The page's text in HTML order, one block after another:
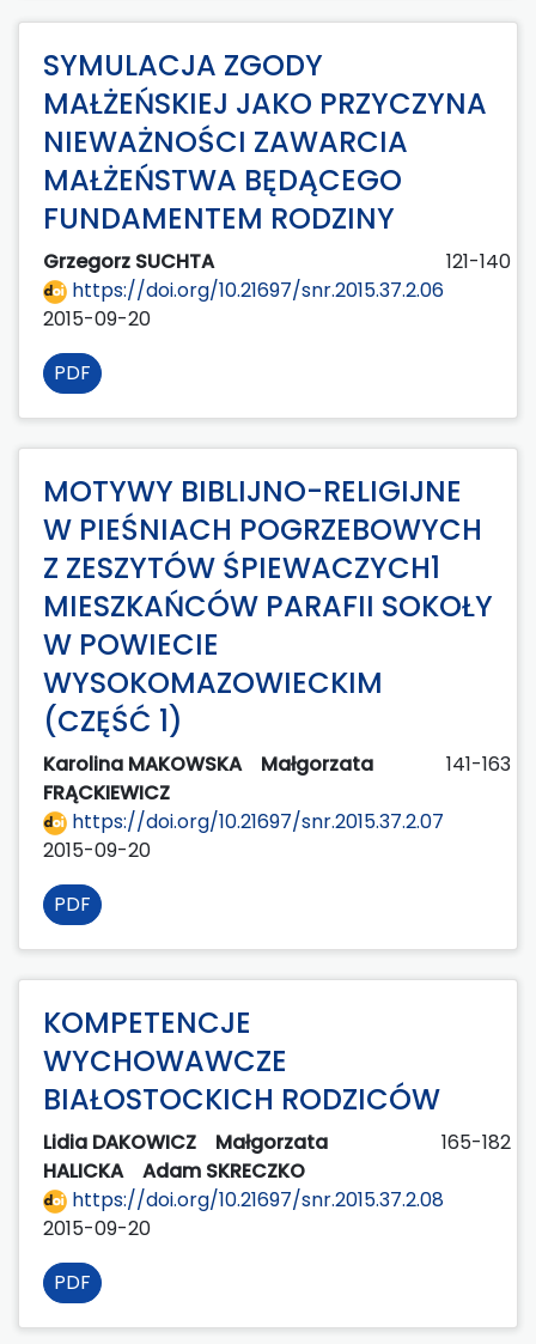
SYMULACJA ZGODY
MAŁŻEŃSKIEJ JAKO PRZYCZYNA
NIEWAŻNOŚCI ZAWARCIA
MAŁŻEŃSTWA BĘDĄCEGO
FUNDAMENTEM RODZINY
Grzegorz SUCHTA
121-140
https://doi.org/10.21697/snr.2015.37.2.06
2015-09-20
PDF
MOTYWY BIBLIJNO-RELIGIJNE
W PIEŚNIACH POGRZEBOWYCH
Z ZESZYTÓW ŚPIEWACZYCH1
MIESZKAŃCÓW PARAFII SOKOŁY
W POWIECIE
WYSOKOMAZOWIECKIM
(CZĘŚĆ 1)
Karolina MAKOWSKA
Małgorzata
FRĄCKIEWICZ
141-163
https://doi.org/10.21697/snr.2015.37.2.07
2015-09-20
PDF
KOMPETENCJE
WYCHOWAWCZE
BIAŁOSTOCKICH RODZICÓW
Lidia DAKOWICZ
Małgorzata
HALICKA
Adam SKRECZKO
165-182
https://doi.org/10.21697/snr.2015.37.2.08
2015-09-20
PDF